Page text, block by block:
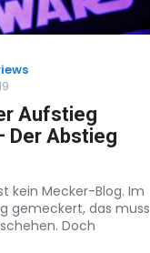
Aufstieg
Der Abstieg
kein Mecker-Blog. Im
gemeckert, das muss
Doch